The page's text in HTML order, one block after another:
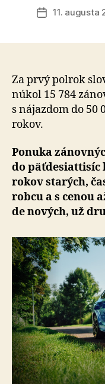
článku
Dátum
11. augusta
Za prvý polrok
nú­kol 15 784
s ná­jazdom do 50
ro­kov.
Ponuka
do
rokov starých,
robcu a s ce­nou
de nových, už